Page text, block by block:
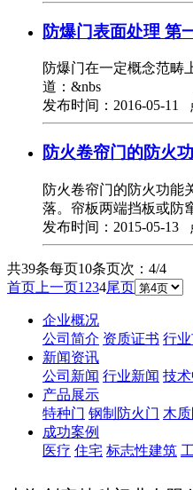
防爆门表面处理 第
防爆门在一定概念范畴
道：&nbs
发布时间：2016-05-11
防火卷帘门的防火
防火卷帘门的防火功能
落。帘板两端挡板或防
发布时间：2015-05-13
共39条每页10条页次：4/4
首页 上一页1 234尾页
企业概况
公司简介 资质证书 行
新闻资讯
公司新闻 行业新闻 技
产品展示
特种门 钢制防火门 木
成功案例
医疗 住宅 标志性建筑